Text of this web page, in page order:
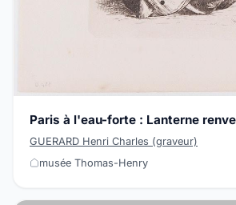
Paris à l'eau-forte : Lanterne
GUERARD Henri Charles (graveur)
musée Thomas-Henry